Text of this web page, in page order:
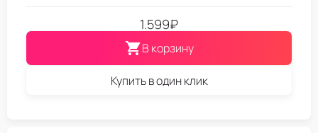
1.599₽
В корзину
Купить в один клик